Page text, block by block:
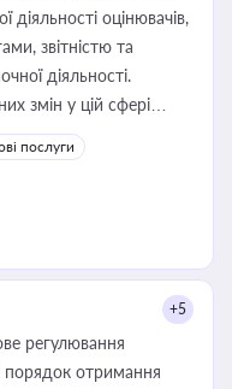
діяльності оцінювачів,
звітністю та
діяльності.
змін у цій сфері
юриста або
оренди
і перевірки
послуги
+5
регулювання
порядок отримання